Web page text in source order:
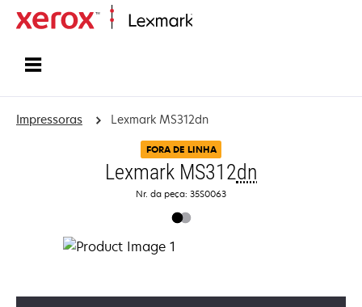
Impressoras Lexmark MS312dn
FORA DE LINHA
Lexmark MS312dn
Nr. da peça: 35S0063